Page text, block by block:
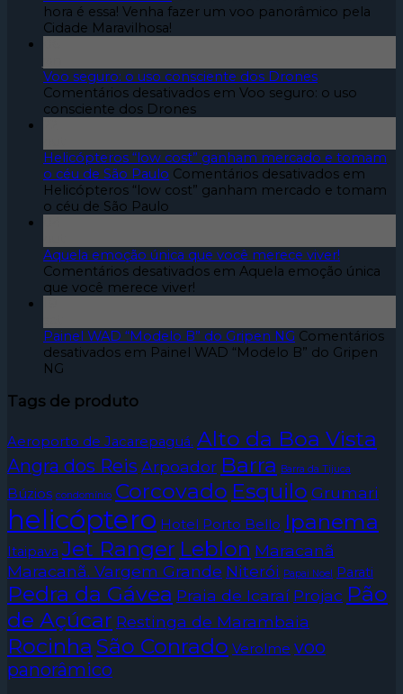
hora é essa! Venha fazer um voo panorâmico pela
Cidade Maravilhosa!
Voo seguro: o uso consciente dos Drones
Comentários desativados em Voo seguro: o uso
consciente dos Drones
Helicópteros “low cost” ganham mercado e tomam
o céu de São Paulo Comentários desativados em
Helicópteros “low cost” ganham mercado e tomam
o céu de São Paulo
Aquela emoção única que você merece viver!
Comentários desativados em Aquela emoção única
que você merece viver!
Painel WAD “Modelo B” do Gripen NG Comentários
desativados em Painel WAD “Modelo B” do Gripen
NG
Tags de produto
Aeroporto de Jacarepaguá. Alto da Boa Vista
Angra dos Reis Arpoador Barra Barra da Tijuca
Búzios condomínio Corcovado Esquilo Grumari
helicóptero Hotel Porto Bello Ipanema
Itaipava Jet Ranger Leblon Maracanã
Maracanã. Vargem Grande Niterói Papai Noel Parati
Pedra da Gávea Praia de Icaraí Projac Pão
de Açúcar Restinga de Marambaia
Rocinha São Conrado Verolme voo
panorâmico